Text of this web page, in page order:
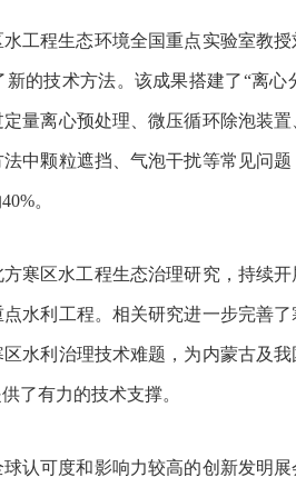
工程生态环境全国重点实验室教
的技术方法。该成果搭建了“离心
量离心预处理、微压循环除泡装
中颗粒遮挡、气泡干扰等常见问
。
寒区水工程生态治理研究，持续开
水利工程。相关研究进一步完善
水利治理技术难题，为内蒙古及
了有力的技术支撑。
认可度和影响力较高的创新发明